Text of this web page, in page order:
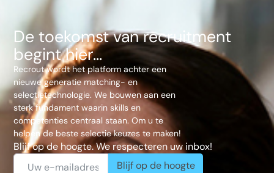
De toekomst van recruitment
begint hier...
Recrout wordt het platform achter een
nieuwe generatie matching- en
selectietechnologie. We bouwen aan een
sterk fundament waarin skills en
competenties centraal staan. Om u te
helpen de beste selectie keuzes te maken!
Blijf op de hoogte. We respecteren uw inbox!
Blijf op de hoogte